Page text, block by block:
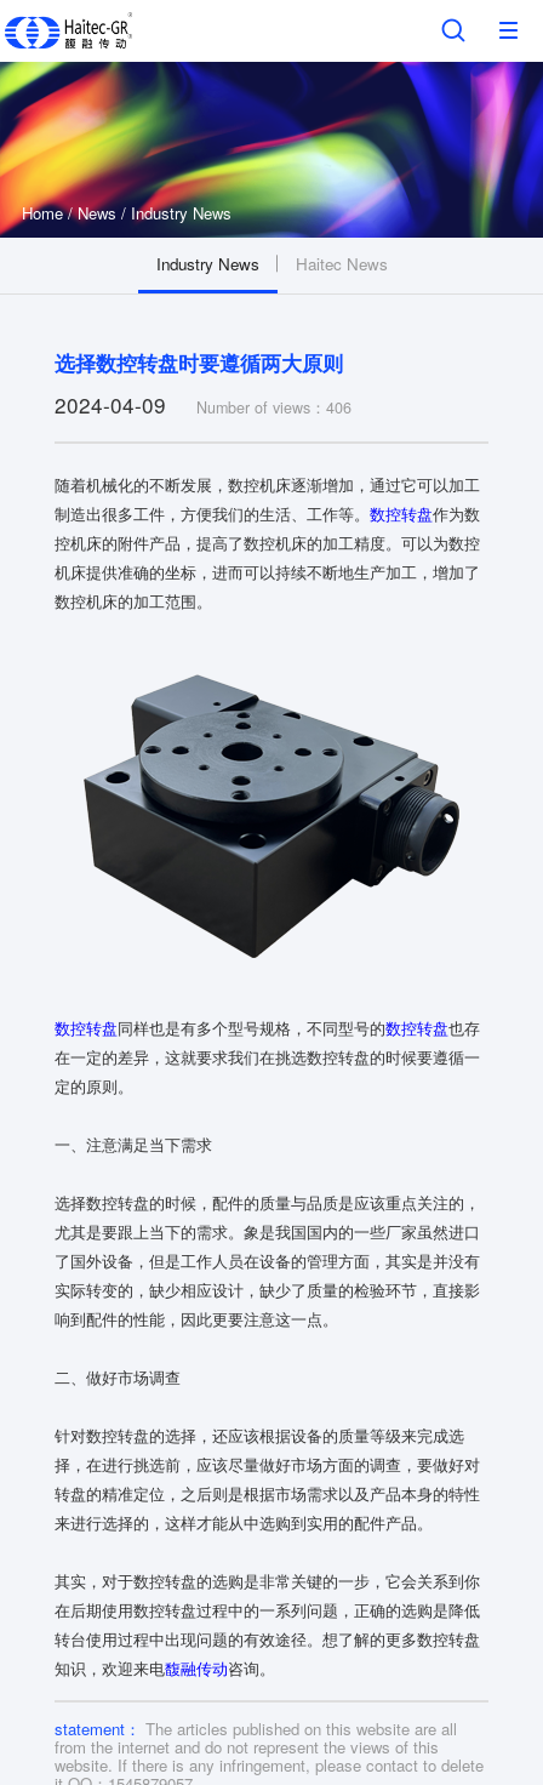
Home / News / Industry News
Industry News Haitec News
选择数控转盘时要遵循两大原则
2024-04-09 Number of views：406
随着机械化的不断发展，数控机床逐渐增加，通过它可以加工
制造出很多工件，方便我们的生活、工作等。 数控转盘作为数
控机床的附件产品，提高了数控机床的加工精度。可以为数控
机床提供准确的坐标，进而可以持续不断地生产加工，增加了
数控机床的加工范围。
数控转盘同样也是有多个型号规格，不同型号的数控转盘也存
在一定的差异，这就要求我们在挑选数控转盘的时候要遵循一
定的原则。
一、注意满足当下需求
选择数控转盘的时候，配件的质量与品质是应该重点关注的，
尤其是要跟上当下的需求。象是我国国内的一些厂家虽然进口
了国外设备，但是工作人员在设备的管理方面，其实是并没有
实际转变的，缺少相应设计，缺少了质量的检验环节，直接影
响到配件的性能，因此更要注意这一点。
二、做好市场调查
针对数控转盘的选择，还应该根据设备的质量等级来完成选
择，在进行挑选前，应该尽量做好市场方面的调查，要做好对
转盘的精准定位，之后则是根据市场需求以及产品本身的特性
来进行选择的，这样才能从中选购到实用的配件产品。
其实，对于数控转盘的选购是非常关键的一步，它会关系到你
在后期使用数控转盘过程中的一系列问题，正确的选购是降低
转台使用过程中出现问题的有效途径。想了解的更多数控转盘
知识，欢迎来电馥融传动咨询。
statement： The articles published on this website are all
from the internet and do not represent the views of this
website. If there is any infringement, please contact to delete